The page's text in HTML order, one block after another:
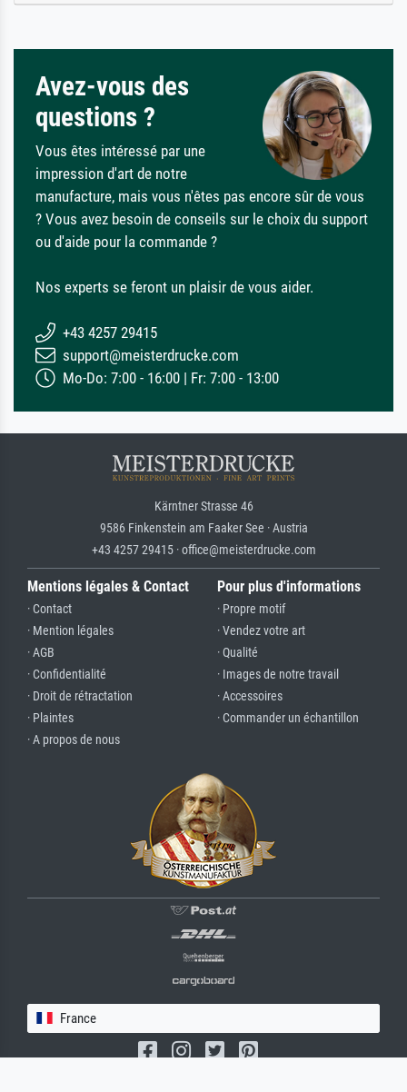
Avez-vous des
questions ?
Vous êtes intéressé par une
impression d'art de notre
manufacture, mais vous n'êtes pas encore sûr de vous
? Vous avez besoin de conseils sur le choix du support
ou d'aide pour la commande ?
Nos experts se feront un plaisir de vous aider.
+43 4257 29415
support@meisterdrucke.com
Mo-Do: 7:00 - 16:00 | Fr: 7:00 - 13:00
Kärntner Strasse 46
9586 Finkenstein am Faaker See · Austria
+43 4257 29415 · office@meisterdrucke.com
Mentions légales & Contact
· Contact
· Mention légales
· AGB
· Confidentialité
· Droit de rétractation
· Plaintes
· A propos de nous
Pour plus d'informations
· Propre motif
· Vendez votre art
· Qualité
· Images de notre travail
· Accessoires
· Commander un échantillon
France